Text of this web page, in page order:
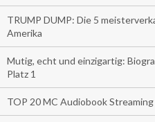
TRUMP DUMP: Die 5
Amerika
Mutig, echt und einzigartig:
Platz 1
TOP 20 MC Audiobook